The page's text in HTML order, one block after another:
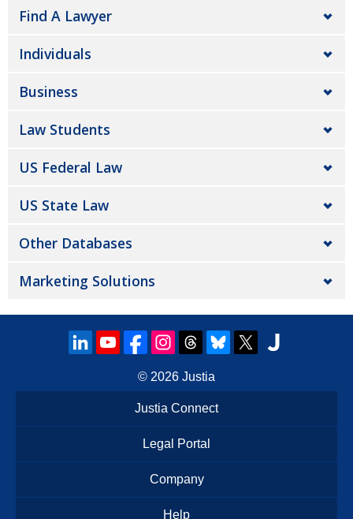
Find A Lawyer
Individuals
Business
Law Students
US Federal Law
US State Law
Other Databases
Marketing Solutions
© 2026 Justia
Justia Connect
Legal Portal
Company
Help